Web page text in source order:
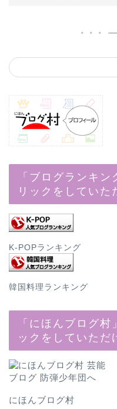
「ブログランキ
リックをしていた
K-POPランキング
韓国料理ランキング
「にほんブログ
ックをしていただ
にほんブログ村